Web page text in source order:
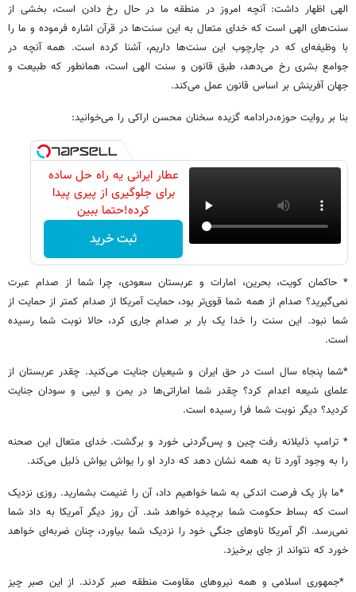
الهی اظهار داشت: آنچه امروز در منطقه ما در حال رخ دادن است، بخشی از
سنت‌های الهی است که خدای متعال به این سنت‌ها در قرآن اشاره فرموده و ما را
با وظیفه‌ای که در چارچوب این سنت‌ها داریم، آشنا کرده است. همه آنچه در
جوامع بشری رخ می‌دهد، طبق قانون و سنت الهی است، همانطور که طبیعت و
جهان آفرینش بر اساس قانون عمل می‌کند.
بنا بر روایت حوزه،درادامه گزیده سخنان محسن اراکی را می‌خوانید:
عطار ایرانی یه راه حل ساده
برای جلوگیری از پیری پیدا
کرده!حتما ببین
ثبت خرید
* حاکمان کویت، بحرین، امارات و عربستان سعودی، چرا شما از صدام عبرت
نمی‌گیرید؟ صدام از همه شما قوی‌تر بود، حمایت آمریکا از صدام کمتر از حمایت از
شما نبود. این سنت را خدا یک بار بر صدام جاری کرد، حالا نوبت شما رسیده
است.
*شما پنجاه سال است در حق ایران و شیعیان جنایت می‌کنید. چقدر عربستان از
علمای شیعه اعدام کرد؟ چقدر شما اماراتی‌ها در یمن و لیبی و سودان جنایت
کردید؟ دیگر نوبت شما فرا رسیده است.
* ترامپ ذلیلانه رفت چین و پس‌گردنی خورد و برگشت. خدای متعال این صحنه
را به وجود آورد تا به همه نشان دهد که دارد او را یواش یواش ذلیل می‌کند.
*ما باز یک فرصت اندکی به شما خواهیم داد، آن را غنیمت بشمارید. روزی نزدیک
است که بساط حکومت شما برچیده خواهد شد. آن روز دیگر آمریکا به داد شما
نمی‌رسد. اگر آمریکا ناوهای جنگی خود را نزدیک شما بیاورد، چنان ضربه‌ای خواهد
خورد که نتواند از جای برخیزد.
*جمهوری اسلامی و همه نیروهای مقاومت منطقه صبر کردند. از این صبر چیز